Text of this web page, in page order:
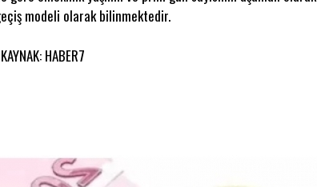
modeli olarak bilinmektedir.
KAYNAK: HABER7